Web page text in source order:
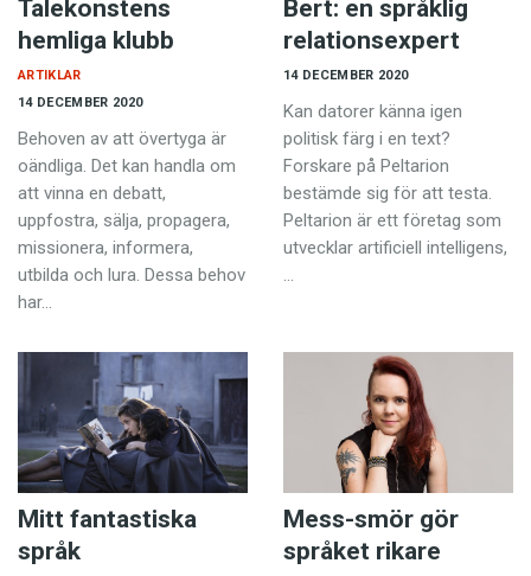
Talekonstens
hemliga klubb
14 DECEMBER 2020
ARTIKLAR
Behoven av att övertyga är
oändliga. Det kan handla om
att vinna en debatt,
uppfostra, sälja, propagera,
missionera, informera,
utbilda och lura. Dessa behov
har…
Bert: en språklig
relationsexpert
14 DECEMBER 2020
Kan datorer känna igen
politisk färg i en text?
Forskare på Peltarion
bestämde sig för att testa.
Peltarion är ett företag som
utvecklar artificiell intelligens,
…
Mitt fantastiska
språk
Mess-smör gör
språket rikare